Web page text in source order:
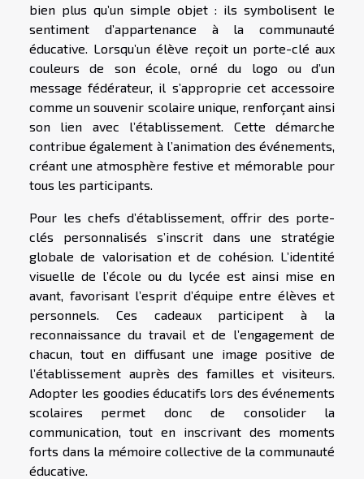
bien plus qu’un simple objet : ils symbolisent le
sentiment d’appartenance à la communauté
éducative. Lorsqu’un élève reçoit un porte-clé aux
couleurs de son école, orné du logo ou d’un
message fédérateur, il s’approprie cet accessoire
comme un souvenir scolaire unique, renforçant ainsi
son lien avec l’établissement. Cette démarche
contribue également à l’animation des événements,
créant une atmosphère festive et mémorable pour
tous les participants.
Pour les chefs d’établissement, offrir des porte-
clés personnalisés s’inscrit dans une stratégie
globale de valorisation et de cohésion. L’identité
visuelle de l’école ou du lycée est ainsi mise en
avant, favorisant l’esprit d’équipe entre élèves et
personnels. Ces cadeaux participent à la
reconnaissance du travail et de l’engagement de
chacun, tout en diffusant une image positive de
l’établissement auprès des familles et visiteurs.
Adopter les goodies éducatifs lors des événements
scolaires permet donc de consolider la
communication, tout en inscrivant des moments
forts dans la mémoire collective de la communauté
éducative.